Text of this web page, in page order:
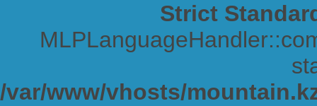
Strict
/var/www/vhosts/